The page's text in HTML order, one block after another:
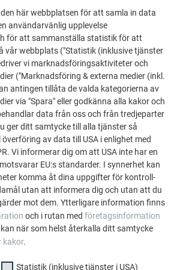
här webbplatsen för att samla in data
användarvänlig upplevelse
för att sammanställa statistik för att
vår webbplats ("Statistik (inklusive tjänster
vi marknadsföringsaktiviteter och
("Marknadsföring & externa medier (inkl.
antingen tillåta de valda kategorierna av
via "Spara" eller godkänna alla kakor och
data från oss och från tredjeparter
ger ditt samtycke till alla tjänster så
av data till USA i enlighet med
Vi informerar dig om att USA inte har en
EU:s standarder. I synnerhet kan
komma åt dina uppgifter för kontroll-
utan att informera dig och utan att du
mot dem. Ytterligare information finns
och i rutan med företagsinformation
när som helst återkalla ditt samtycke
kakor.
Statistik (inklusive tjänster i USA)